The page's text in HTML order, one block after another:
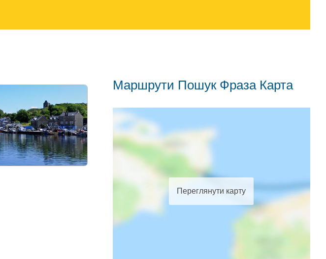
Маршрути Пошук Фраза Карта
Переглянути карту